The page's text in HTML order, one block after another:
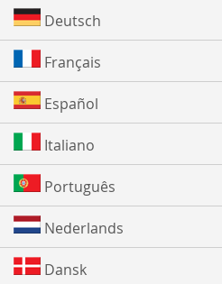
Deutsch
Français
Español
Italiano
Português
Nederlands
Dansk